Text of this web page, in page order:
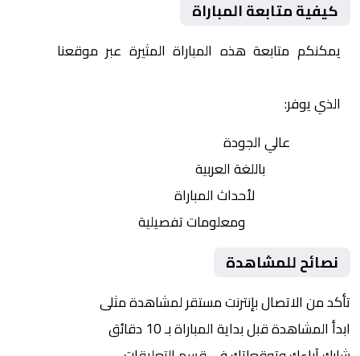
كيفية متابعة المباراة
يمكنكم متابعة هذه المباراة المثيرة عبر موقعنا
الذي يوفر:
عالي الجودة
باللغة العربية
لأحداث المباراة
ومعلومات تفصيلية
نصائح للمشاهدة
تأكد من الاتصال بإنترنت مستقر لمشاهدة مثلى
ابدأ المشاهدة قبل بداية المباراة بـ 10 دقائق